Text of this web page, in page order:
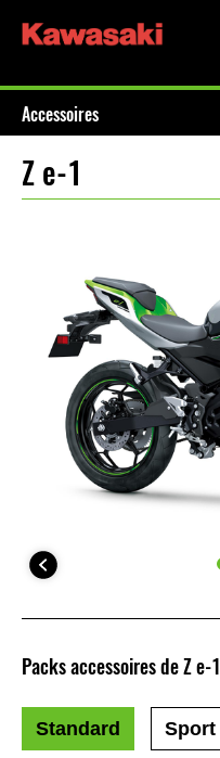
Accessoires
Z e-1
Packs accessoires de Z e-1
Standard Sport